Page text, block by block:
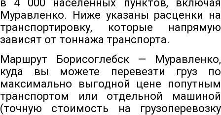
в 4 000 населенных пунктов, включая
Муравленко. Ниже указаны расценки на
транспортировку, которые напрямую
зависят от тоннажа транспорта.
Маршрут Борисоглебск — Муравленко,
куда вы можете перевезти груз по
максимально выгодной цене попутным
транспортом или отдельной машиной
(точную стоимость на грузоперевозку